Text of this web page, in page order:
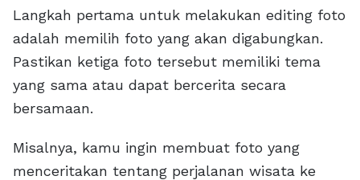
Langkah pertama untuk melakukan editing foto
adalah memilih foto yang akan digabungkan.
Pastikan ketiga foto tersebut memiliki tema
yang sama atau dapat bercerita secara
bersamaan.
Misalnya, kamu ingin membuat foto yang
menceritakan tentang perjalanan wisata ke